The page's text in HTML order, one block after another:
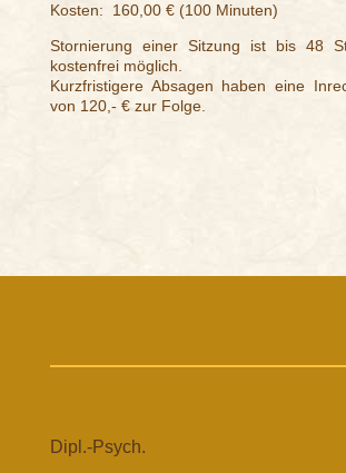
Kosten:
160,00 € (100 Minuten)
Stornierung einer Sitzung ist bis 48
kostenfrei möglich.
Kurzfristigere Absagen haben eine
von 120,- € zur Folge.
Dipl.-Psych.